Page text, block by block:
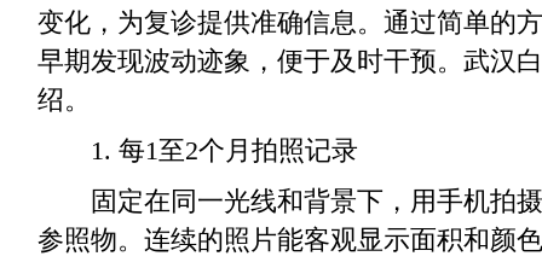
变化，为复诊提供准确信息。通过简单的
早期发现波动迹象，便于及时干预。武汉
绍。
1. 每1至2个月拍照记录
固定在同一光线和背景下，用手机拍摄
参照物。连续的照片能客观显示面积和颜